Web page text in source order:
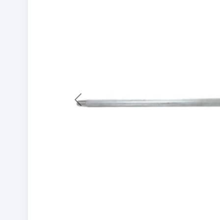
Previous